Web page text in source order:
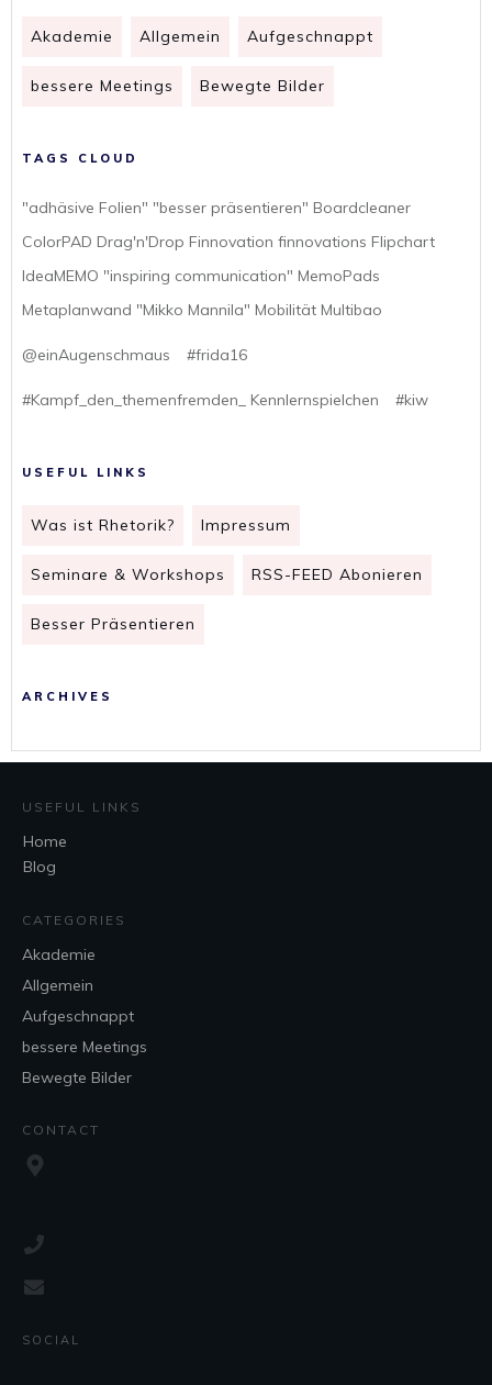
Akademie Allgemein Aufgeschnappt
bessere Meetings Bewegte Bilder
TAGS CLOUD
"adhäsive Folien" "besser präsentieren" Boardcleaner
ColorPAD Drag'n'Drop Finnovation finnovations Flipchart
IdeaMEMO "inspiring communication" MemoPads
Metaplanwand "Mikko Mannila" Mobilität Multibao
@einAugenschmaus #frida16
#Kampf_den_themenfremden_ Kennlernspielchen #kiw
USEFUL LINKS
Was ist Rhetorik? Impressum
Seminare & Workshops RSS-FEED Abonieren
Besser Präsentieren
ARCHIVES
USEFUL LINKS
Home
Blog
CATEGORIES
Akademie
Allgemein
Aufgeschnappt
bessere Meetings
Bewegte Bilder
CONTACT
SOCIAL